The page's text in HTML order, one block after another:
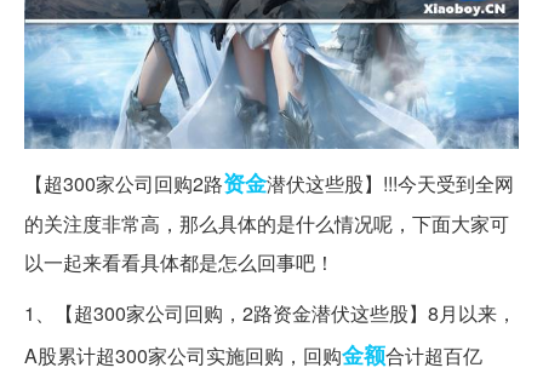
【超300家公司回购2路资金潜伏这些股】!!!今天受到全网
的关注度非常高，那么具体的是什么情况呢，下面大家可
以一起来看看具体都是怎么回事吧！
1、【超300家公司回购，2路资金潜伏这些股】8月以来，
A股累计超300家公司实施回购，回购金额合计超百亿